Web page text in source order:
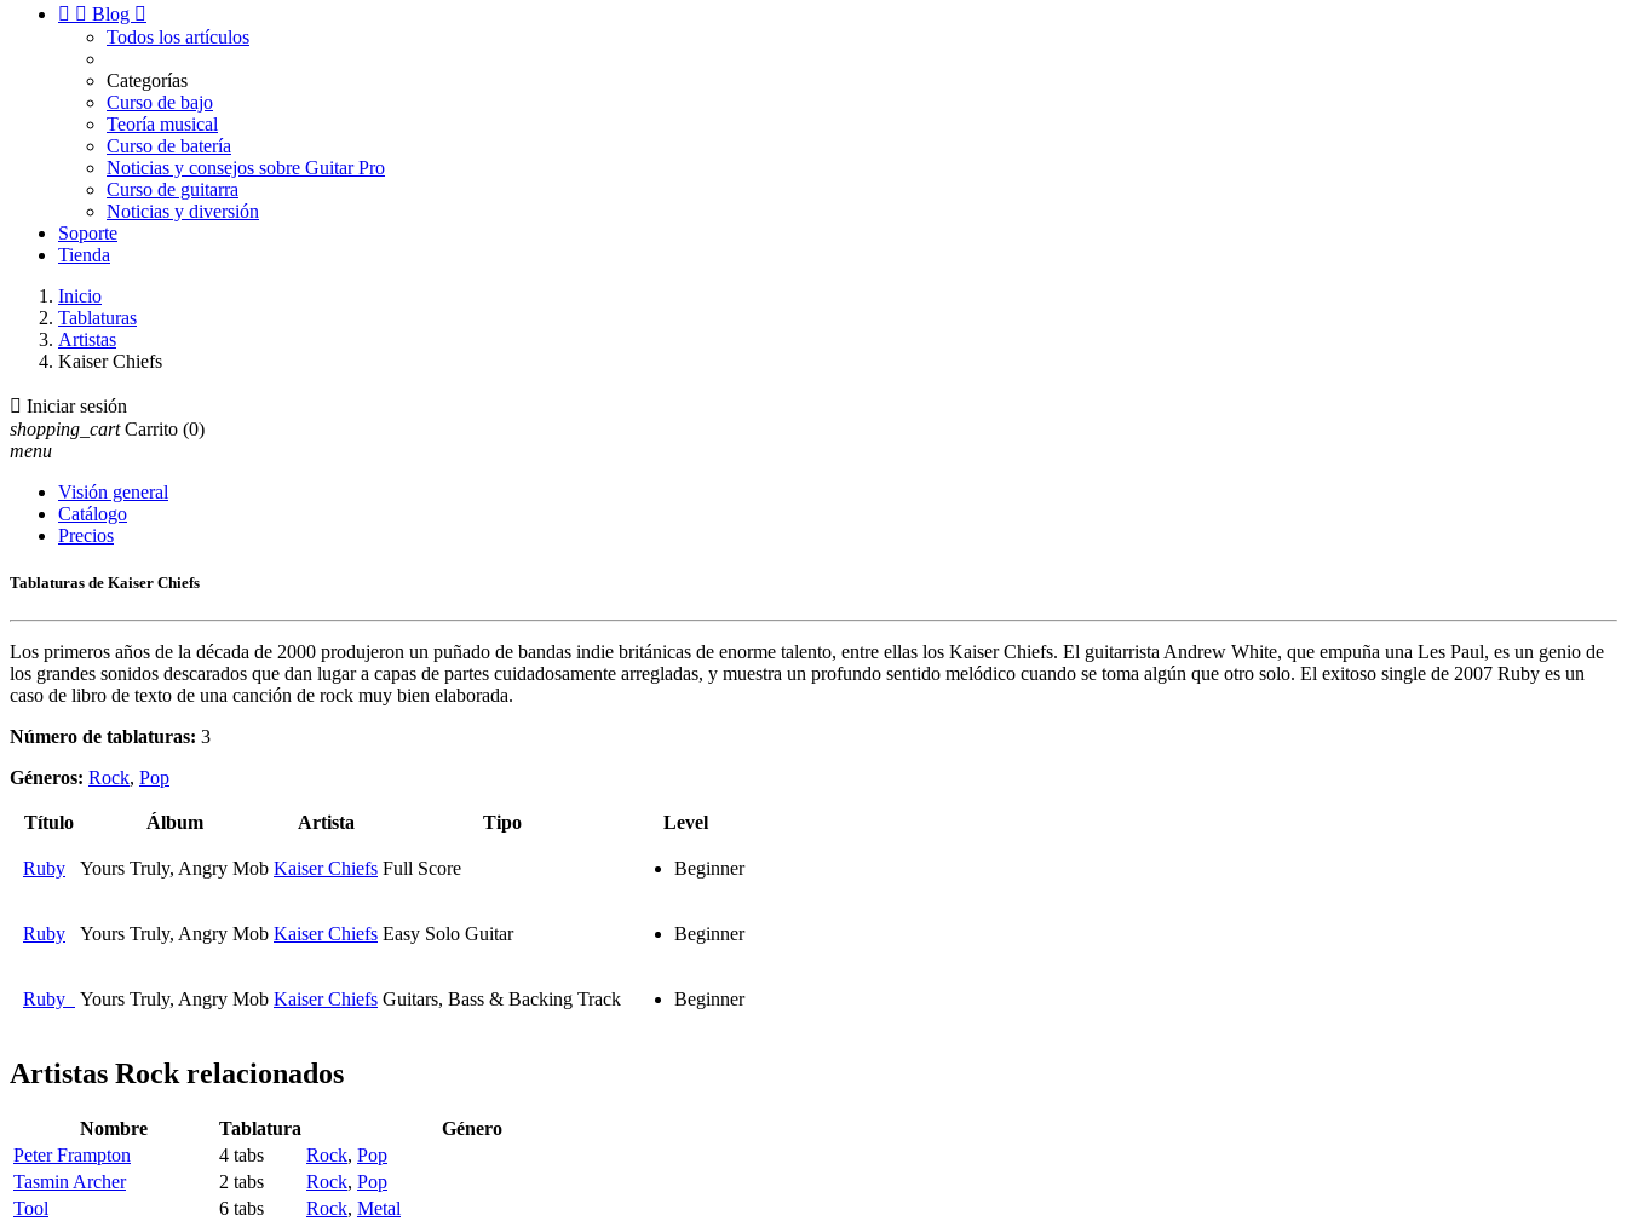
  Blog 
Todos los artículos
Categorías
Curso de bajo
Teoría musical
Curso de batería
Noticias y consejos sobre Guitar Pro
Curso de guitarra
Noticias y diversión
Soporte
Tienda
Inicio
Tablaturas
Artistas
Kaiser Chiefs
 Iniciar sesión
shopping_cart Carrito (0)
menu
Visión general
Catálogo
Precios
Tablaturas de Kaiser Chiefs
Los primeros años de la década de 2000 produjeron un puñado de bandas indie británicas de enorme talento, entre ellas los Kaiser Chiefs. El guitarrista Andrew White, que empuña una Les Paul, es un genio de
los grandes sonidos descarados que dan lugar a capas de partes cuidadosamente arregladas, y muestra un profundo sentido melódico cuando se toma algún que otro solo. El exitoso single de 2007 Ruby es un
caso de libro de texto de una canción de rock muy bien elaborada.
Número de tablaturas: 3
Géneros: Rock, Pop
Título Álbum Artista Tipo Level
Ruby Yours Truly, Angry Mob Kaiser Chiefs Full Score Beginner
Ruby Yours Truly, Angry Mob Kaiser Chiefs Easy Solo Guitar Beginner
Ruby Yours Truly, Angry Mob Kaiser Chiefs Guitars, Bass & Backing Track Beginner
Artistas Rockrelacionados
Nombre Tablatura
Género
Peter Frampton
4 tabs Rock, Pop
Tasmin Archer
2 tabs Rock, Pop
Tool
6 tabs Rock, Metal